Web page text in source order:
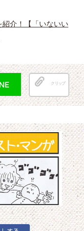
介！【「いないい
クリップ